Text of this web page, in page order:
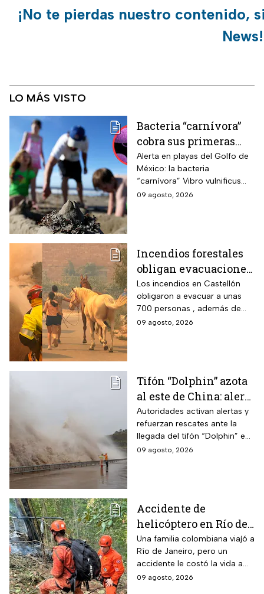
¡No te pierdas nuestro contenido,
News!
LO MÁS VISTO
Bacteria “carnívora”
cobra sus primeras
vidas y enciende
alarmas en estas
playas de EUA
Alerta en playas del Golfo de
México: la bacteria
“carnívora” Vibro vulnificus
causa infecciones graves y
09 agosto, 2026
Incendios forestales
obligan evacuaciones
en el este de España |
VIDEO
Los incendios en Castellón
obligaron a evacuar a unas
700 personas , además de
que ya dañaron viviendas y
09 agosto, 2026
Tifón “Dolphin” azota
al este de China: alerta
máxima por
inundaciones y
ráfagas
Autoridades activan alertas y
refuerzan rescates ante la
llegada del tifón “Dolphin” en
el este de China con vientos
09 agosto, 2026
Accidente de
helicóptero en Río de
Janeiro deja muertos;
su familia los
esperaba en tierra
Una familia colombiana viajó a
Río de Janeiro, pero un
accidente le costó la vida a
tres integrantes
09 agosto, 2026